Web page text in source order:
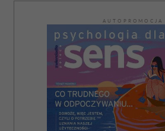
AUTOPROMOCJA